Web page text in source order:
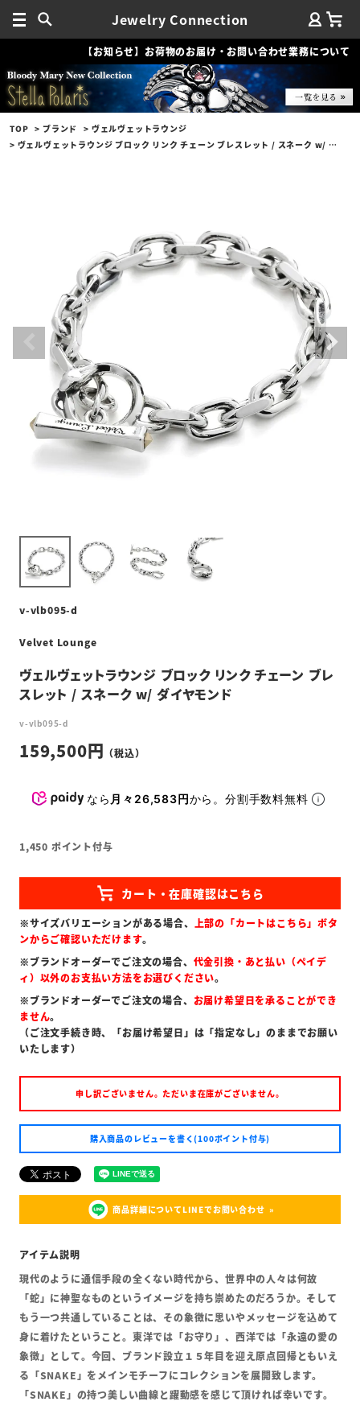
Jewelry Connection
【お知らせ】お荷物のお届け・お問い合わせ業務について
TOP ブランド
ヴェルヴェットラウンジ
ヴェルヴェットラウンジ ブロック リンク チェーン ブレスレット / スネーク w/ ダイヤモンド
v-vlb095-d
Velvet Lounge
ヴェルヴェットラウンジ ブロック リンク チェーン ブレ
スレット / スネーク w/ ダイヤモンド
v-vlb095-d
159,500
なら 月々26,583円から。分割手数料無料
1,450 ポイント付与
※サイズバリエーションがある場合、 上部の「カートはこちら」ボタ
ンからご確認いただけます。
※ブランドオーダーでご注文の場合、 代金引換・あと払い（ペイデ
ィ）以外のお支払い方法をお選びください。
※ブランドオーダーでご注文の場合、 お届け希望日を承ることができ
ません。
（ご注文手続き時、「お届け希望日」は「指定なし」のままでお願い
いたします）
申し訳ございません。ただいま在庫がございません。
購入商品のレビューを書く(100ポイント付与)
商品詳細についてLINEでお問い合わせ
現代のように通信手段の全くない時代から、世界中の人々は何故
「蛇」に神聖なものというイメージを持ち崇めたのだろうか。そして
もう一つ共通していることは、その象徴に思いやメッセージを込めて
身に着けたということ。東洋では「お守り」、西洋では「永遠の愛の
象徴」として。今回、ブランド設立１５年目を迎え原点回帰ともいえ
る「SNAKE」をメインモチーフにコレクションを展開致します。
「SNAKE」の持つ美しい曲線と躍動感を感じて頂ければ幸いです。